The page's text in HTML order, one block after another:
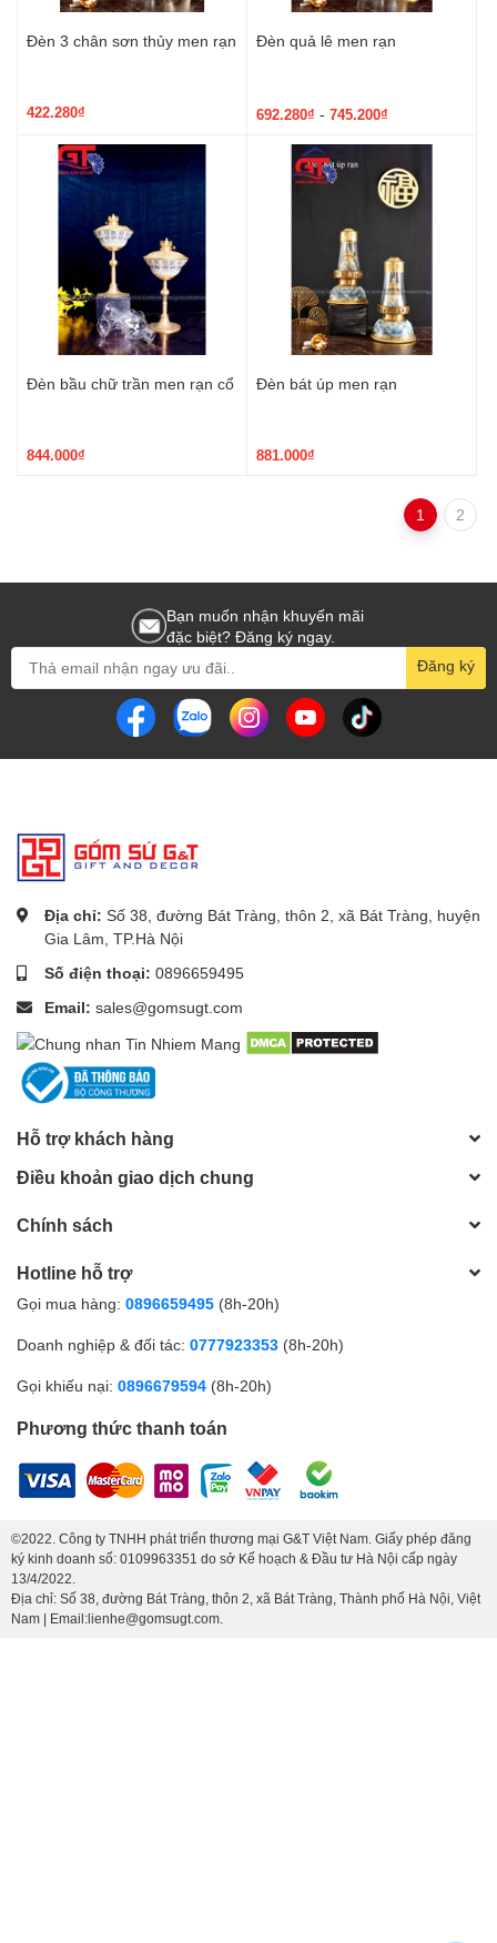
Đèn 3 chân sơn thủy men rạn
422.280₫
Đèn quả lê men rạn
692.280₫ - 745.200₫
Đèn bầu chữ trần men rạn cổ
844.000₫
Đèn bát úp men rạn
881.000₫
1 2
Bạn muốn nhận khuyến mãi
đặc biệt? Đăng ký ngay.
Đăng ký
Địa chỉ: Số 38, đường Bát Tràng, thôn 2, xã Bát Tràng, huyện
Gia Lâm, TP.Hà Nội
Số điện thoại: 0896659495
Email: sales@gomsugt.com
Hỗ trợ khách hàng
Điều khoản giao dịch chung
Chính sách
Hotline hỗ trợ
Gọi mua hàng: 0896659495 (8h-20h)
Doanh nghiệp & đối tác: 0777923353 (8h-20h)
Gọi khiếu nại: 0896679594 (8h-20h)
Phương thức thanh toán
©2022. Công ty TNHH phát triển thương mại G&T Việt Nam. Giấy phép đăng
ký kinh doanh số: 0109963351 do sở Kế hoạch & Đầu tư Hà Nội cấp ngày
13/4/2022.
Địa chỉ: Số 38, đường Bát Tràng, thôn 2, xã Bát Tràng, Thành phố Hà Nội, Việt
Nam | Email:lienhe@gomsugt.com.